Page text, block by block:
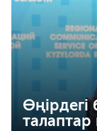
Өңірдегі
талаптар